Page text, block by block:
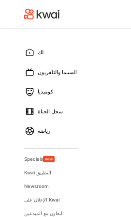
لك
السينما والتلفزيون
كوميديا
سجل الحياة
رياضة
Specials New
Kwai التطبيق
Newsroom
الإعلان على Kwai
التعاون مع المبدعين